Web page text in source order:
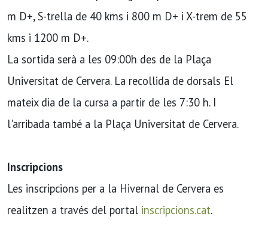
m D+, S-trella de 40 kms i 800 m D+ i X-trem de 55
kms i 1200 m D+.
La sortida serà a les 09:00h des de la Plaça
Universitat de Cervera. La recollida de dorsals El
mateix dia de la cursa a partir de les 7:30 h. I
l'arribada també a la Plaça Universitat de Cervera.
Inscripcions
Les inscripcions per a la Hivernal de Cervera es
realitzen a través del portal inscripcions.cat.